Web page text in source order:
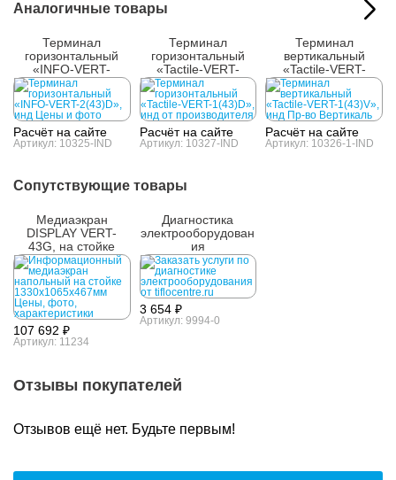
Аналогичные товары
Терминал
горизонтальный
«INFO-VERT-
2(43)D», инд
Расчёт на сайте
Артикул: 10325-IND
Терминал
горизонтальный
«Tactile-VERT-
1(43)D», инд
Расчёт на сайте
Артикул: 10327-IND
Терминал
вертикальный
«Tactile-VERT-
1(43)V», инд
Расчёт на сайте
Артикул: 10326-1-IND
Сопутствующие товары
Медиаэкран
DISPLAY VERT-
43G, на стойке
107 692 ₽
Артикул: 11234
Диагностика
электрооборудован
ия
3 654 ₽
Артикул: 9994-0
Отзывы покупателей
Отзывов ещё нет. Будьте первым!